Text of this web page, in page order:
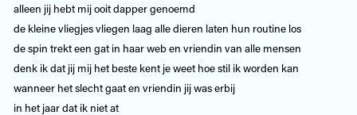
alleen jij hebt mij ooit dapper genoemd
de kleine vliegjes vliegen laag alle dieren laten hun routine los
de spin trekt een gat in haar web en vriendin van alle mensen
denk ik dat jij mij het beste kent je weet hoe stil ik worden kan
wanneer het slecht gaat en vriendin jij was erbij
in het jaar dat ik niet at